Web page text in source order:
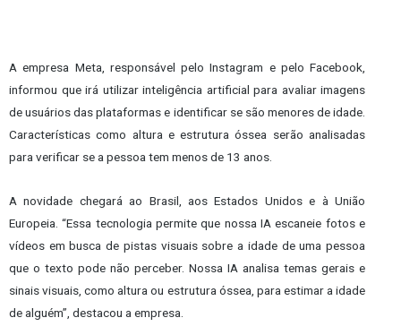
A empresa Meta, responsável pelo Instagram e pelo Facebook,
informou que irá utilizar inteligência artificial para avaliar imagens
de usuários das plataformas e identificar se são menores de idade.
Características como altura e estrutura óssea serão analisadas
para verificar se a pessoa tem menos de 13 anos.
A novidade chegará ao Brasil, aos Estados Unidos e à União
Europeia. “Essa tecnologia permite que nossa IA escaneie fotos e
vídeos em busca de pistas visuais sobre a idade de uma pessoa
que o texto pode não perceber. Nossa IA analisa temas gerais e
sinais visuais, como altura ou estrutura óssea, para estimar a idade
de alguém”, destacou a empresa.